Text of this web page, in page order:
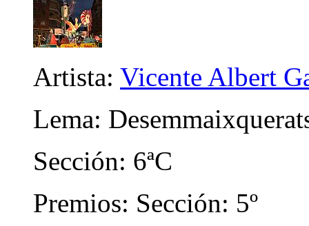
Artista: Vicente Albert
Lema:
Sección: 6ªC
Premios: Sección: 5º